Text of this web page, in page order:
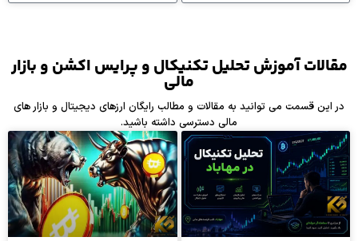
مقالات آموزش تحلیل تکنیکال و پرایس اکشن و بازار
مالی
در این قسمت می توانید به مقالات و مطالب رایگان ارزهای دیجیتال و بازار های
مالی دسترسی داشته باشید.